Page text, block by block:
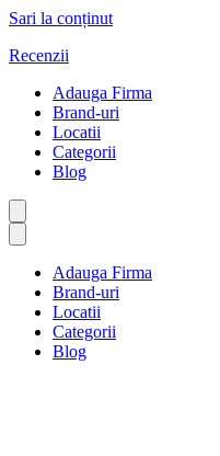
Sari la conținut
Recenzii
Adauga Firma
Brand-uri
Locatii
Categorii
Blog
Adauga Firma
Brand-uri
Locatii
Categorii
Blog